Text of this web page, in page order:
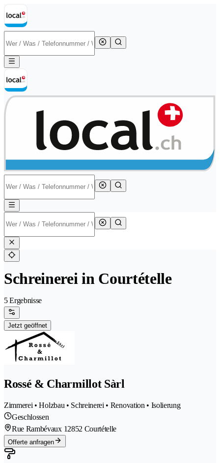
Schreinerei in Courtételle
5 Ergebnisse
Jetzt geöffnet
Rossé & Charmillot Sàrl
Zimmerei • Holzbau • Schreinerei • Renovation • Isolierung
Geschlossen
Rue Rambévaux 12852 Courtételle
Offerte anfragen